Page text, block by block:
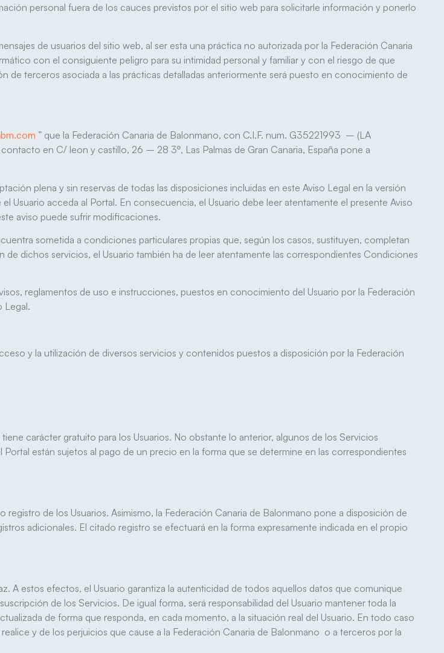
personal fuera de los cauces previstos por el sitio web para solicitarle información y ponerlo
de usuarios del sitio web, al ser esta una práctica no autorizada por la Federación Canaria
con el consiguiente peligro para su intimidad personal y familiar y con el riesgo de que
de terceros asociada a las prácticas detalladas anteriormente será puesto en conocimiento de
” que la Federación Canaria de Balonmano, con C.I.F. num. G35221993 – (LA
en C/ leon y castillo, 26 – 28 3º, Las Palmas de Gran Canaria, España pone a
plena y sin reservas de todas las disposiciones incluidas en este Aviso Legal en la versión
Usuario acceda al Portal. En consecuencia, el Usuario debe leer atentamente el presente Aviso
aviso puede sufrir modificaciones.
sometida a condiciones particulares propias que, según los casos, sustituyen, completan
dichos servicios, el Usuario también ha de leer atentamente las correspondientes Condiciones
reglamentos de uso e instrucciones, puestos en conocimiento del Usuario por la Federación
Legal.
y la utilización de diversos servicios y contenidos puestos a disposición por la Federación
carácter gratuito para los Usuarios. No obstante lo anterior, algunos de los Servicios
están sujetos al pago de un precio en la forma que se determine en las correspondientes
de los Usuarios. Asimismo, la Federación Canaria de Balonmano pone a disposición de
adicionales. El citado registro se efectuará en la forma expresamente indicada en el propio
A estos efectos, el Usuario garantiza la autenticidad de todos aquellos datos que comunique
de los Servicios. De igual forma, será responsabilidad del Usuario mantener toda la
de forma que responda, en cada momento, a la situación real del Usuario. En todo caso
y de los perjuicios que cause a la Federación Canaria de Balonmano o a terceros por la